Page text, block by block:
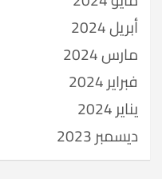
أبريل 2024
مارس 2024
فبراير 2024
يناير 2024
ديسمبر 2023